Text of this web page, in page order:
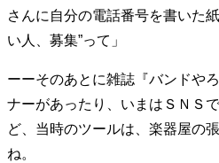
重圧との向き合い方 一流の
忘れられない言葉
ライフスタイル・生き方
40代からの景色 50代のリアル
さんに自分の電話番号を書いた
い人、募集”って」
ーーそのあとに雑誌『バンドや
ナーがあったり、いまはＳＮＳ
ど、当時のツールは、楽器屋の
ね。